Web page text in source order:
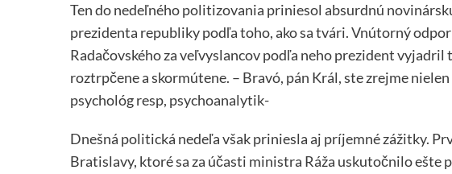
Ten do nedeľného politizovania priniesol absurdnú
prezidenta republiky podľa toho, ako sa tvári. Vnútorný
Radačovského za veľvyslancov podľa neho prezident vyjadril
roztrpčene a skormútene. – Bravó, pán Král, ste zrejme
psychológ resp, psychoanalytik-
Dnešná politická nedeľa však priniesla aj príjemné zážitky.
Bratislavy, ktoré sa za účasti ministra Ráža uskutočnilo ešte